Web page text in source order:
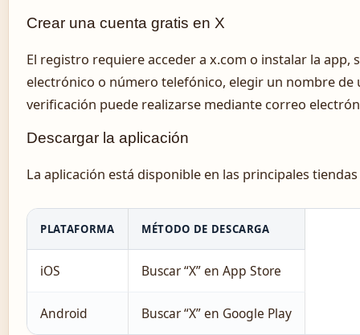
Crear una cuenta gratis en X
El registro requiere acceder a x.com o instalar la app,
electrónico o número telefónico, elegir un nombre de
verificación puede realizarse mediante correo
Descargar la aplicación
La aplicación está disponible en las principales
PLATAFORMA MÉTODO DE DESCARGA
iOS Buscar “X” en App Store
Android Buscar “X” en Google Play